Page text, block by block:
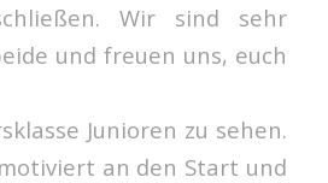
Wir sind sehr
und freuen uns, euch
Junioren zu sehen.
an den Start und